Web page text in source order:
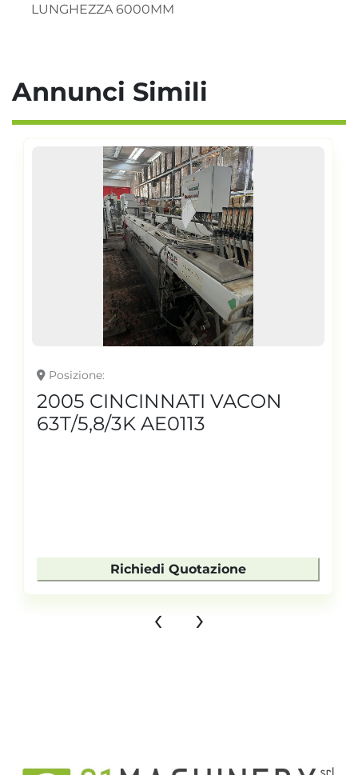
LUNGHEZZA 6000MM
Annunci Simili
Posizione
2005 CINCINNATI VACON
63T/5,8/3K AE0113
Richiedi Quotazione
‹ ›